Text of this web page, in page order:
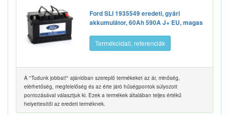
Ford SLI 1935549 eredeti, gyári
akkumulátor, 60Ah 590A J+ EU, magas
Termékoldall, referenciák
A "Tudunk jobbat!" ajánlóban szereplő termékeket az ár, minőség,
elérhetőség, megfelelőség és az érte járó hűségpontok súlyozott
pontozásával választjuk ki. Ezek a termékek általában teljes értékű
helyettesítői az eredeti terméknek.